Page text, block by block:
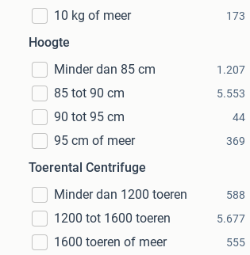
10 kg of meer 173
Hoogte
Minder dan 85 cm
1.207
85 tot 90 cm 5.553
90 tot 95 cm 44
95 cm of meer 369
Toerental Centrifuge
Minder dan 1200 toeren
588
1200 tot 1600 toeren 5.677
1600 toeren of meer 555